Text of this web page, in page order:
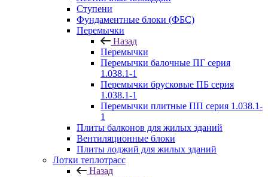
Ступени
Фундаментные блоки (ФБС)
Перемычки
Назад
Перемычки
Перемычки балочные ПГ серия
1.038.1-1
Перемычки брусковые ПБ серия
1.038.1-1
Перемычки плитные ПП серия 1.038.1-
1
Плиты балконов для жилых зданий
Вентиляционные блоки
Плиты лоджий для жилых зданий
Лотки теплотрасс
Назад